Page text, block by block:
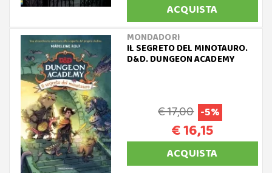
ACQUISTA
MONDADORI
IL SEGRETO DEL MINOTAURO.
D&D. DUNGEON ACADEMY
€ 17,00 -5%
€ 16,15
ACQUISTA